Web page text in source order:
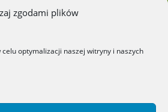
zgodami plików
optymalizacji naszej witryny i naszych